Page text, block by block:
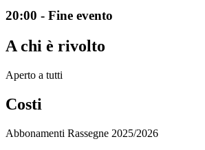
20:00 - Fine evento
A chi è rivolto
Aperto a tutti
Costi
Abbonamenti Rassegne 2025/2026